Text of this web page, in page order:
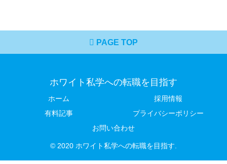
PAGE TOP
ホワイト私学への転職を目指す
ホーム
採用情報
有料記事
プライバシーポリシー
お問い合わせ
© 2020 ホワイト私学への転職を目指す.